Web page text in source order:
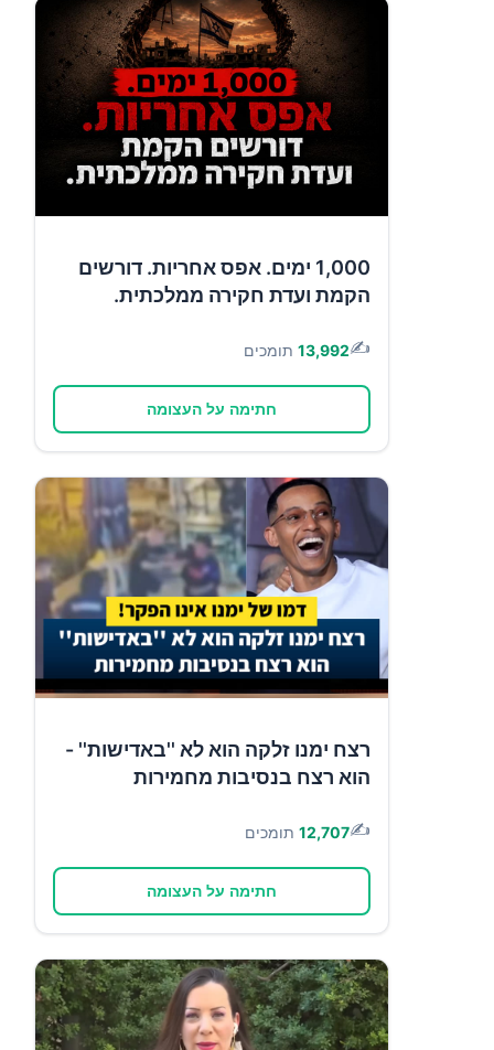
1,000 ימים. אפס אחריות. דורשים
הקמת ועדת חקירה ממלכתית.
✍️
13,992 תומכים
חתימה על העצומה
רצח ימנו זלקה הוא לא ''באדישות'' -
הוא רצח בנסיבות מחמירות
✍️
12,707 תומכים
חתימה על העצומה